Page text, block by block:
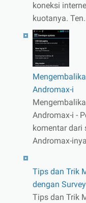
koneksi
kuotanya.
Andromax-i
Andromax-i -
komentar dari
Andromax-
Tips dan Trik
dengan
Tips dan Trik